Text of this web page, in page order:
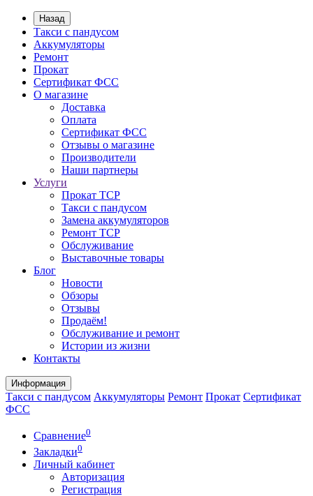
Назад
Такси с пандусом
Аккумуляторы
Ремонт
Прокат
Сертификат ФСС
О магазине
Доставка
Оплата
Сертификат ФСС
Отзывы о магазине
Производители
Наши партнеры
Услуги
Прокат ТСР
Такси с пандусом
Замена аккумуляторов
Ремонт ТСР
Обслуживание
Выставочные товары
Блог
Новости
Обзоры
Отзывы
Продаём!
Обслуживание и ремонт
Истории из жизни
Контакты
Информация
Такси с пандусом Аккумуляторы Ремонт Прокат Сертификат
ФСС
Сравнение0
Закладки0
Личный кабинет
Авторизация
Регистрация